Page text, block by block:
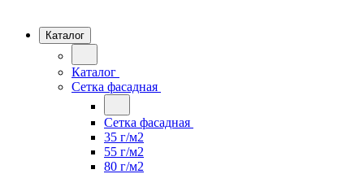
Каталог
Каталог
Сетка фасадная
Сетка фасадная
35 г/м2
55 г/м2
80 г/м2